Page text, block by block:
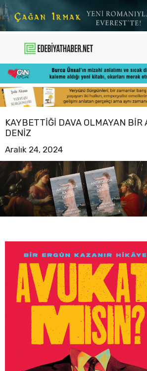
İçeriğe
atla
KAYBETTIĞI DAVA OLMAYAN BIR
DENIZ
Aralık 24, 2024